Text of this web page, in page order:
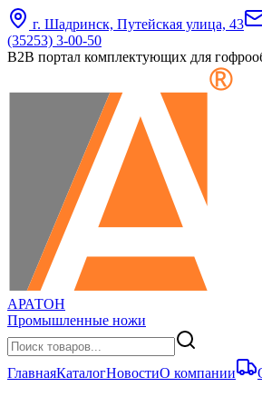
г. Шадринск, Путейская улица, 43
(35253) 3-00-50
B2B портал комплектующих для
АРАТОН
Промышленные ножи
ГлавнаяКаталогНовостиО компании